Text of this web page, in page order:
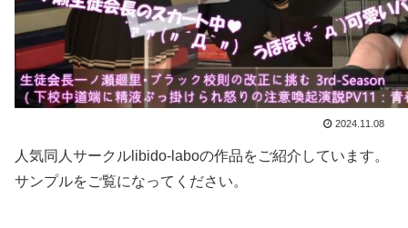
2024.11.08
人気同人サークルlibido-laboの作品をご紹介しています。
サンプルをご覧になってください。